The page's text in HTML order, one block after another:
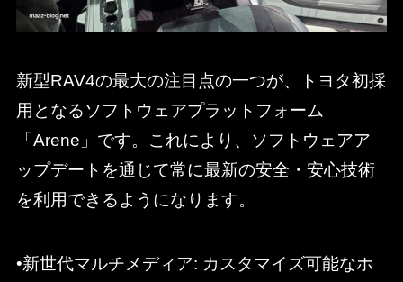
新型RAV4の最大の注目点の一つが、トヨタ初採
用となるソフトウェアプラットフォーム
「Arene」です。これにより、ソフトウェアア
ップデートを通じて常に最新の安全・安心技術
を利用できるようになります。
•新世代マルチメディア: カスタマイズ可能なホ